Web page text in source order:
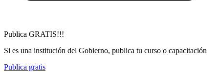
Publica GRATIS!!!
Si es una institución del Gobierno, publica tu curso o capacitación
Publica gratis